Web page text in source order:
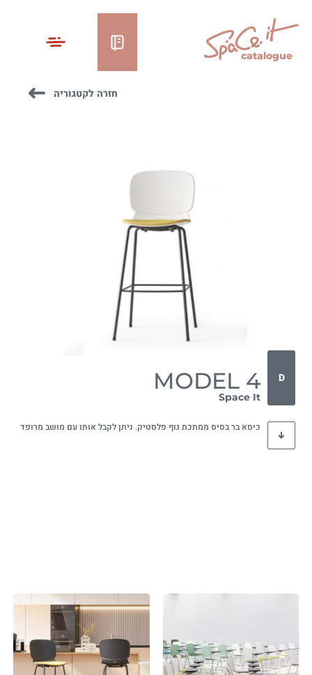
catalogue
חזרה לקטגוריה
D
MODEL 4
Space It
כיסא בר בסיס ממתכת גוף פלסטיק. ניתן לקבל אותו עם מושב מרופד